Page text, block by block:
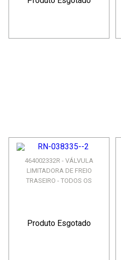
464002332R - VÁLVULA
LIMITADORA DE FREIO
TRASEIRO - TODOS OS
Produto Esgotado